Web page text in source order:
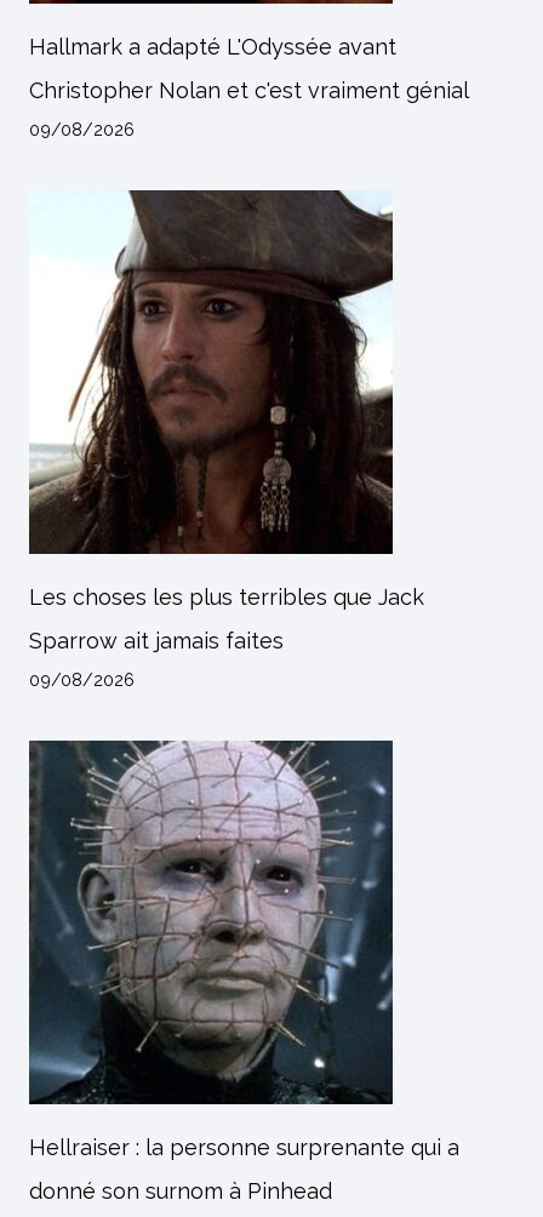
Hallmark a adapté L'Odyssée avant
Christopher Nolan et c'est vraiment génial
09/08/2026
Les choses les plus terribles que Jack
Sparrow ait jamais faites
09/08/2026
Hellraiser : la personne surprenante qui a
donné son surnom à Pinhead